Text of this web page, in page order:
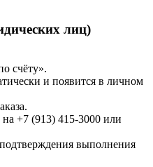
лиц)
счёту».
и появится в личном
+7 (913) 415-3000 или
выполнения